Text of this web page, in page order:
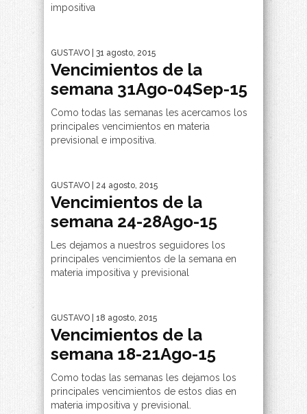
impositiva
GUSTAVO | 31 agosto, 2015
Vencimientos de la
semana 31Ago-04Sep-15
Como todas las semanas les acercamos los
principales vencimientos en materia
previsional e impositiva.
GUSTAVO | 24 agosto, 2015
Vencimientos de la
semana 24-28Ago-15
Les dejamos a nuestros seguidores los
principales vencimientos de la semana en
materia impositiva y previsional
GUSTAVO | 18 agosto, 2015
Vencimientos de la
semana 18-21Ago-15
Como todas las semanas les dejamos los
principales vencimientos de estos dias en
materia impositiva y previsional.